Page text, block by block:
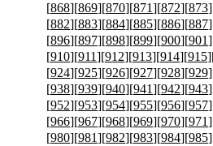
[868][869][870][871][872][873
[882][883][884][885][886][887
[896][897][898][899][900][901
[910][911][912][913][914][915
[924][925][926][927][928][929
[938][939][940][941][942][943
[952][953][954][955][956][957
[966][967][968][969][970][971
[980][981][982][983][984][985